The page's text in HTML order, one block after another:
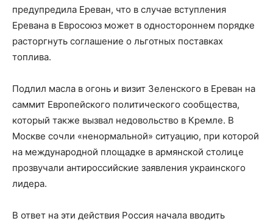
предупредила Ереван, что в случае вступления
Еревана в Евросоюз может в одностороннем порядке
расторгнуть соглашение о льготных поставках
топлива.
Подлил масла в огонь и визит Зеленского в Ереван на
саммит Европейского политического сообщества,
который также вызвал недовольство в Кремле. В
Москве сочли «ненормальной» ситуацию, при которой
на международной площадке в армянской столице
прозвучали антироссийские заявления украинского
лидера.
В ответ на эти действия Россия начала вводить